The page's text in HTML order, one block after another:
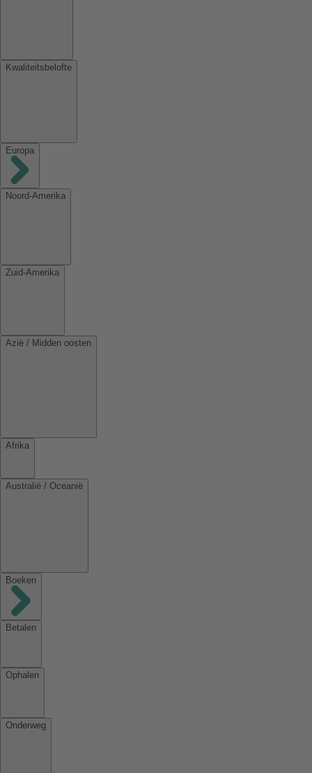
Kwaliteitsbelofte
Europa
Noord-Amerika
Zuid-Amerika
Azië / Midden oosten
Afrika
Australië / Oceanië
Boeken
Betalen
Ophalen
Onderweg